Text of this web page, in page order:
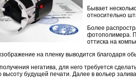
Бывает
относительно
Более
фотополимера.
оттиска на
на пленку выводится благодаря
негатива, для него требуется
высоту будущей печати. Далее в вольер